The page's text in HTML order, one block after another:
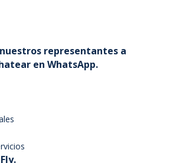
representantes a
en WhatsApp.